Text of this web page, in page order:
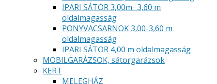
IPARI SÁTOR 3,00m- 3,60 m
oldalmagasság
PONYVACSARNOK 3,00-3,60 m
oldalmagasság
IPARI SÁTOR 4,00 m oldalmagasság
MOBILGARÁZSOK, sátorgarázsok
KERT
MELEGHÁZ